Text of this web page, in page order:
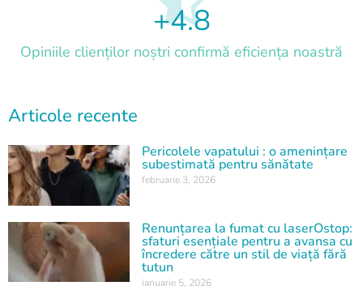
Opiniile clienților noștri confirmă eficiența noastră
+4.8
Articole recente
Pericolele vapatului : o amenințare
subestimată pentru sănătate
februarie 3, 2026
Renunțarea la fumat cu laserOstop:
sfaturi esențiale pentru a avansa cu
încredere către un stil de viață fără
tutun
ianuarie 5, 2026